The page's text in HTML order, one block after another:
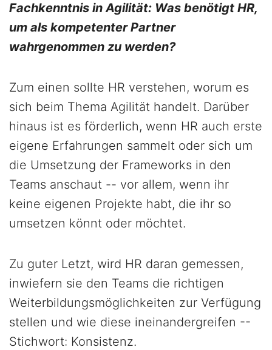
Fachkenntnis in Agilität: Was benötigt HR,
um als kompetenter Partner
wahrgenommen zu werden?
Zum einen sollte HR verstehen, worum es
sich beim Thema Agilität handelt. Darüber
hinaus ist es förderlich, wenn HR auch erste
eigene Erfahrungen sammelt oder sich um
die Umsetzung der Frameworks in den
Teams anschaut -- vor allem, wenn ihr
keine eigenen Projekte habt, die ihr so
umsetzen könnt oder möchtet.
Zu guter Letzt, wird HR daran gemessen,
inwiefern sie den Teams die richtigen
Weiterbildungsmöglichkeiten zur Verfügung
stellen und wie diese ineinandergreifen --
Stichwort: Konsistenz.